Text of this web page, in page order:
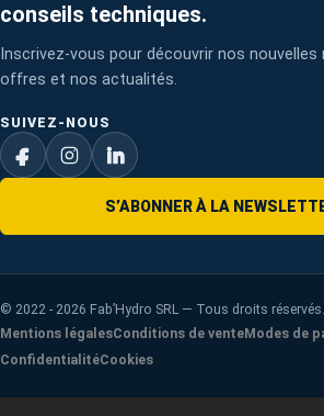
conseils techniques.
Inscrivez-vous pour découvrir nos
offres et nos actualités.
SUIVEZ-NOUS
S’ABONNER À LA
© 2022 - 2026 Fab’Hydro SRL — Tous droits
Mentions légalesConditions de venteModes de
ConfidentialitéCookies